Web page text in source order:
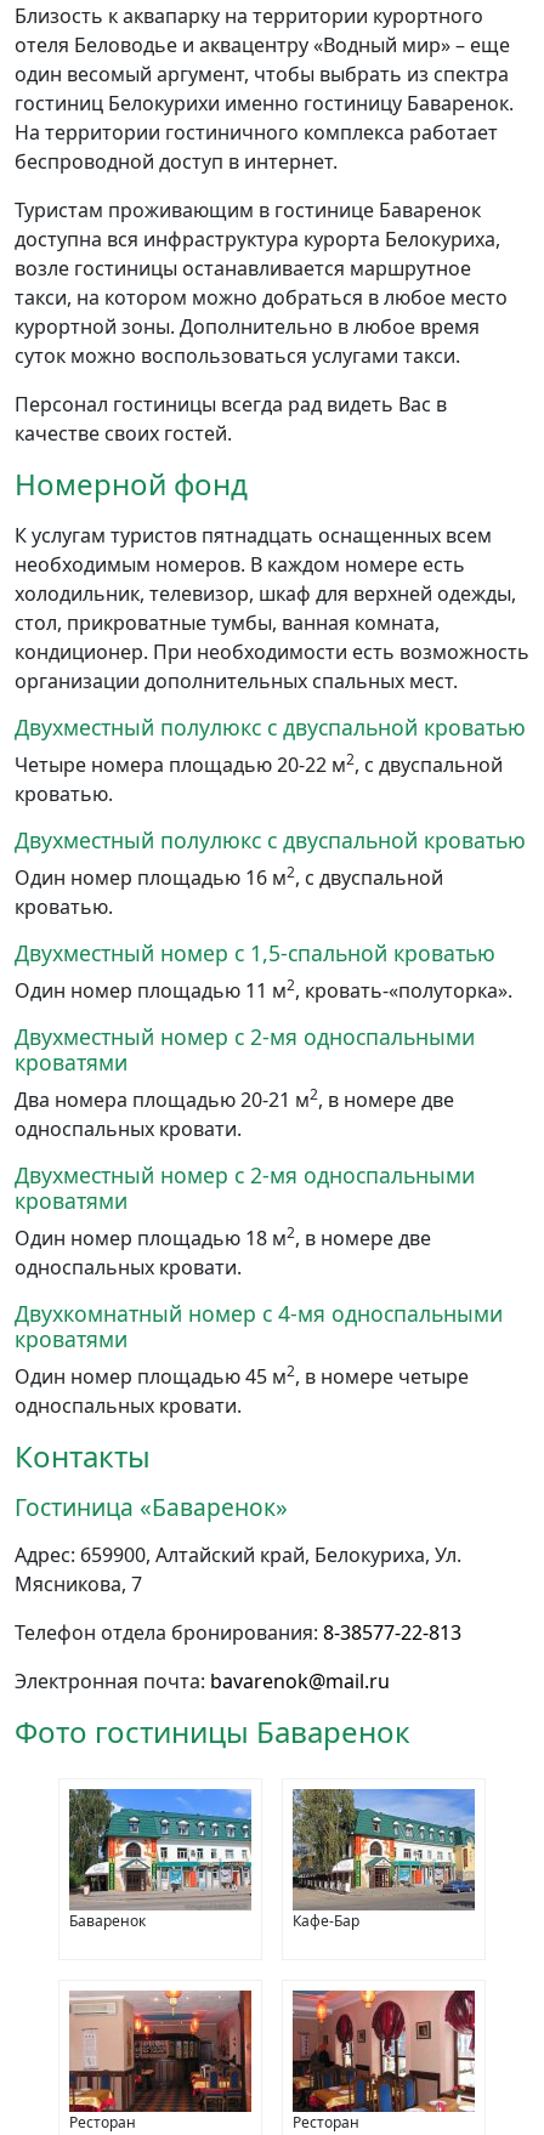
Близость к аквапарку на территории курортного
отеля Беловодье и аквацентру «Водный мир» – еще
один весомый аргумент, чтобы выбрать из спектра
гостиниц Белокурихи именно гостиницу Баваренок.
На территории гостиничного комплекса работает
беспроводной доступ в интернет.
Туристам проживающим в гостинице Баваренок
доступна вся инфраструктура курорта Белокуриха,
возле гостиницы останавливается маршрутное
такси, на котором можно добраться в любое место
курортной зоны. Дополнительно в любое время
суток можно воспользоваться услугами такси.
Персонал гостиницы всегда рад видеть Вас в
качестве своих гостей.
Номерной фонд
К услугам туристов пятнадцать оснащенных всем
необходимым номеров. В каждом номере есть
холодильник, телевизор, шкаф для верхней одежды,
стол, прикроватные тумбы, ванная комната,
кондиционер. При необходимости есть возможность
организации дополнительных спальных мест.
Двухместный полулюкс с двуспальной кроватью
Четыре номера площадью 20-22 м2, с двуспальной
кроватью.
Двухместный полулюкс с двуспальной кроватью
Один номер площадью 16 м2, с двуспальной
кроватью.
Двухместный номер с 1,5-спальной кроватью
Один номер площадью 11 м2, кровать-«полуторка».
Двухместный номер с 2-мя односпальными
кроватями
Два номера площадью 20-21 м2, в номере две
односпальных кровати.
Двухместный номер с 2-мя односпальными
кроватями
Один номер площадью 18 м2, в номере две
односпальных кровати.
Двухкомнатный номер с 4-мя односпальными
кроватями
Один номер площадью 45 м2, в номере четыре
односпальных кровати.
Контакты
Гостиница «Баваренок»
Адрес: 659900, Алтайский край, Белокуриха, Ул.
Мясникова, 7
Телефон отдела бронирования: 8-38577-22-813
Электронная почта: bavarenok@mail.ru
Фото гостиницы Баваренок
Баваренок Кафе-Бар
Ресторан Ресторан